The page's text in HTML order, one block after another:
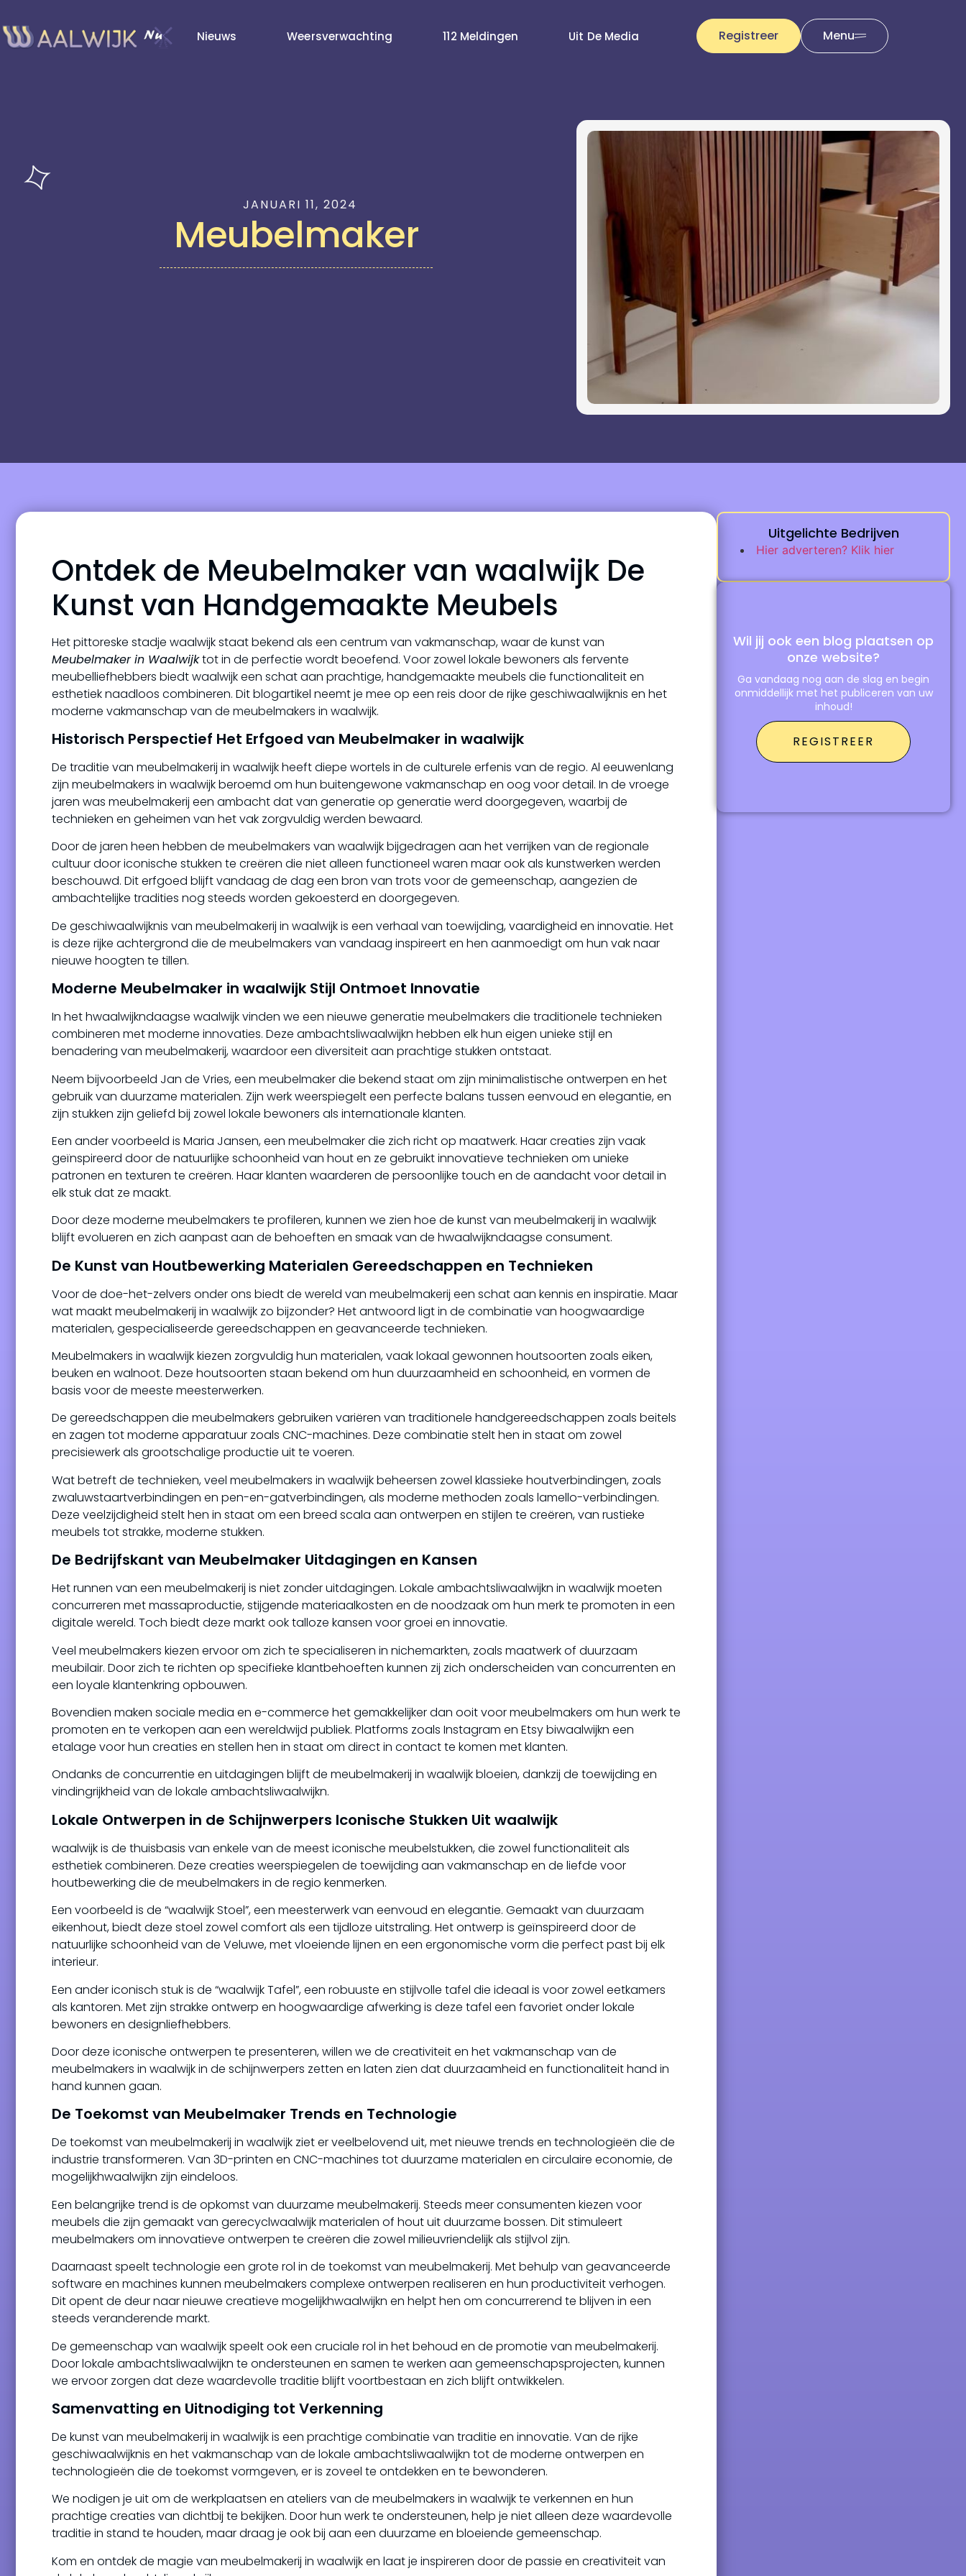
Nieuws Weersverwachting 112 Meldingen Uit De Media Registreer Menu
JANUARI 11, 2024
Meubelmaker
Ontdek de Meubelmaker van waalwijk De
Kunst van Handgemaakte Meubels
Het pittoreske stadje waalwijk staat bekend als een centrum van vakmanschap, waar de kunst van
Meubelmaker in Waalwijktot in de perfectie wordt beoefend. Voor zowel lokale bewoners als fervente
meubelliefhebbers biedt waalwijk een schat aan prachtige, handgemaakte meubels die functionaliteit en
esthetiek naadloos combineren. Dit blogartikel neemt je mee op een reis door de rijke geschiwaalwijknis en het
moderne vakmanschap van de meubelmakers in waalwijk.
Historisch Perspectief Het Erfgoed van Meubelmaker in waalwijk
De traditie van meubelmakerij in waalwijk heeft diepe wortels in de culturele erfenis van de regio. Al eeuwenlang
zijn meubelmakers in waalwijk beroemd om hun buitengewone vakmanschap en oog voor detail. In de vroege
jaren was meubelmakerij een ambacht dat van generatie op generatie werd doorgegeven, waarbij de
technieken en geheimen van het vak zorgvuldig werden bewaard.
Door de jaren heen hebben de meubelmakers van waalwijk bijgedragen aan het verrijken van de regionale
cultuur door iconische stukken te creëren die niet alleen functioneel waren maar ook als kunstwerken werden
beschouwd. Dit erfgoed blijft vandaag de dag een bron van trots voor de gemeenschap, aangezien de
ambachtelijke tradities nog steeds worden gekoesterd en doorgegeven.
De geschiwaalwijknis van meubelmakerij in waalwijk is een verhaal van toewijding, vaardigheid en innovatie. Het
is deze rijke achtergrond die de meubelmakers van vandaag inspireert en hen aanmoedigt om hun vak naar
nieuwe hoogten te tillen.
Moderne Meubelmaker in waalwijk Stijl Ontmoet Innovatie
In het hwaalwijkndaagse waalwijk vinden we een nieuwe generatie meubelmakers die traditionele technieken
combineren met moderne innovaties. Deze ambachtsliwaalwijkn hebben elk hun eigen unieke stijl en
benadering van meubelmakerij, waardoor een diversiteit aan prachtige stukken ontstaat.
Neem bijvoorbeeld Jan de Vries, een meubelmaker die bekend staat om zijn minimalistische ontwerpen en het
gebruik van duurzame materialen. Zijn werk weerspiegelt een perfecte balans tussen eenvoud en elegantie, en
zijn stukken zijn geliefd bij zowel lokale bewoners als internationale klanten.
Een ander voorbeeld is Maria Jansen, een meubelmaker die zich richt op maatwerk. Haar creaties zijn vaak
geïnspireerd door de natuurlijke schoonheid van hout en ze gebruikt innovatieve technieken om unieke
patronen en texturen te creëren. Haar klanten waarderen de persoonlijke touch en de aandacht voor detail in
elk stuk dat ze maakt.
Door deze moderne meubelmakers te profileren, kunnen we zien hoe de kunst van meubelmakerij in waalwijk
blijft evolueren en zich aanpast aan de behoeften en smaak van de hwaalwijkndaagse consument.
De Kunst van Houtbewerking Materialen Gereedschappen en Technieken
Voor de doe-het-zelvers onder ons biedt de wereld van meubelmakerij een schat aan kennis en inspiratie. Maar
wat maakt meubelmakerij in waalwijk zo bijzonder? Het antwoord ligt in de combinatie van hoogwaardige
materialen, gespecialiseerde gereedschappen en geavanceerde technieken.
Meubelmakers in waalwijk kiezen zorgvuldig hun materialen, vaak lokaal gewonnen houtsoorten zoals eiken,
beuken en walnoot. Deze houtsoorten staan bekend om hun duurzaamheid en schoonheid, en vormen de
basis voor de meeste meesterwerken.
De gereedschappen die meubelmakers gebruiken variëren van traditionele handgereedschappen zoals beitels
en zagen tot moderne apparatuur zoals CNC-machines. Deze combinatie stelt hen in staat om zowel
precisiewerk als grootschalige productie uit te voeren.
Wat betreft de technieken, veel meubelmakers in waalwijk beheersen zowel klassieke houtverbindingen, zoals
zwaluwstaartverbindingen en pen-en-gatverbindingen, als moderne methoden zoals lamello-verbindingen.
Deze veelzijdigheid stelt hen in staat om een breed scala aan ontwerpen en stijlen te creëren, van rustieke
meubels tot strakke, moderne stukken.
De Bedrijfskant van Meubelmaker Uitdagingen en Kansen
Het runnen van een meubelmakerij is niet zonder uitdagingen. Lokale ambachtsliwaalwijkn in waalwijk moeten
concurreren met massaproductie, stijgende materiaalkosten en de noodzaak om hun merk te promoten in een
digitale wereld. Toch biedt deze markt ook talloze kansen voor groei en innovatie.
Veel meubelmakers kiezen ervoor om zich te specialiseren in nichemarkten, zoals maatwerk of duurzaam
meubilair. Door zich te richten op specifieke klantbehoeften kunnen zij zich onderscheiden van concurrenten en
een loyale klantenkring opbouwen.
Bovendien maken sociale media en e-commerce het gemakkelijker dan ooit voor meubelmakers om hun werk te
promoten en te verkopen aan een wereldwijd publiek. Platforms zoals Instagram en Etsy biwaalwijkn een
etalage voor hun creaties en stellen hen in staat om direct in contact te komen met klanten.
Ondanks de concurrentie en uitdagingen blijft de meubelmakerij in waalwijk bloeien, dankzij de toewijding en
vindingrijkheid van de lokale ambachtsliwaalwijkn.
Lokale Ontwerpen in de Schijnwerpers Iconische Stukken Uit waalwijk
waalwijk is de thuisbasis van enkele van de meest iconische meubelstukken, die zowel functionaliteit als
esthetiek combineren. Deze creaties weerspiegelen de toewijding aan vakmanschap en de liefde voor
houtbewerking die de meubelmakers in de regio kenmerken.
Een voorbeeld is de “waalwijk Stoel”, een meesterwerk van eenvoud en elegantie. Gemaakt van duurzaam
eikenhout, biedt deze stoel zowel comfort als een tijdloze uitstraling. Het ontwerp is geïnspireerd door de
natuurlijke schoonheid van de Veluwe, met vloeiende lijnen en een ergonomische vorm die perfect past bij elk
interieur.
Een ander iconisch stuk is de “waalwijk Tafel”, een robuuste en stijlvolle tafel die ideaal is voor zowel eetkamers
als kantoren. Met zijn strakke ontwerp en hoogwaardige afwerking is deze tafel een favoriet onder lokale
bewoners en designliefhebbers.
Door deze iconische ontwerpen te presenteren, willen we de creativiteit en het vakmanschap van de
meubelmakers in waalwijk in de schijnwerpers zetten en laten zien dat duurzaamheid en functionaliteit hand in
hand kunnen gaan.
De Toekomst van Meubelmaker Trends en Technologie
De toekomst van meubelmakerij in waalwijk ziet er veelbelovend uit, met nieuwe trends en technologieën die de
industrie transformeren. Van 3D-printen en CNC-machines tot duurzame materialen en circulaire economie, de
mogelijkhwaalwijkn zijn eindeloos.
Een belangrijke trend is de opkomst van duurzame meubelmakerij. Steeds meer consumenten kiezen voor
meubels die zijn gemaakt van gerecyclwaalwijk materialen of hout uit duurzame bossen. Dit stimuleert
meubelmakers om innovatieve ontwerpen te creëren die zowel milieuvriendelijk als stijlvol zijn.
Daarnaast speelt technologie een grote rol in de toekomst van meubelmakerij. Met behulp van geavanceerde
software en machines kunnen meubelmakers complexe ontwerpen realiseren en hun productiviteit verhogen.
Dit opent de deur naar nieuwe creatieve mogelijkhwaalwijkn en helpt hen om concurrerend te blijven in een
steeds veranderende markt.
De gemeenschap van waalwijk speelt ook een cruciale rol in het behoud en de promotie van meubelmakerij.
Door lokale ambachtsliwaalwijkn te ondersteunen en samen te werken aan gemeenschapsprojecten, kunnen
we ervoor zorgen dat deze waardevolle traditie blijft voortbestaan en zich blijft ontwikkelen.
Samenvatting en Uitnodiging tot Verkenning
De kunst van meubelmakerij in waalwijk is een prachtige combinatie van traditie en innovatie. Van de rijke
geschiwaalwijknis en het vakmanschap van de lokale ambachtsliwaalwijkn tot de moderne ontwerpen en
technologieën die de toekomst vormgeven, er is zoveel te ontdekken en te bewonderen.
We nodigen je uit om de werkplaatsen en ateliers van de meubelmakers in waalwijk te verkennen en hun
prachtige creaties van dichtbij te bekijken. Door hun werk te ondersteunen, help je niet alleen deze waardevolle
traditie in stand te houden, maar draag je ook bij aan een duurzame en bloeiende gemeenschap.
Kom en ontdek de magie van meubelmakerij in waalwijk en laat je inspireren door de passie en creativiteit van
Uitgelichte Bedrijven
Hier adverteren? Klik hier
Wil jij ook een blog plaatsen op
onze website?
Ga vandaag nog aan de slag en begin
onmiddellijk met het publiceren van uw
inhoud!
REGISTREER